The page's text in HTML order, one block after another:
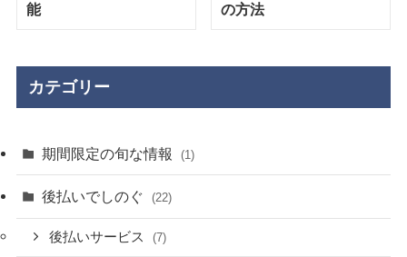
能
の方法
カテゴリー
期間限定の旬な情報 (1)
後払いでしのぐ (22)
後払いサービス (7)